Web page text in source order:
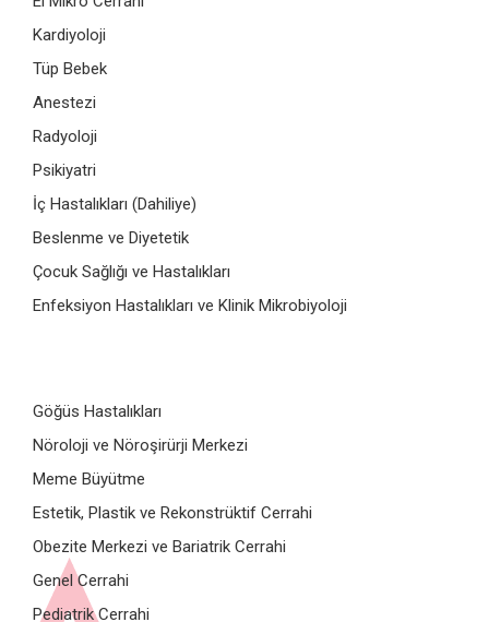
Kardiyoloji
Tüp Bebek
Anestezi
Radyoloji
Psikiyatri
İç Hastalıkları (Dahiliye)
Beslenme ve Diyetetik
Çocuk Sağlığı ve Hastalıkları
Enfeksiyon Hastalıkları ve Klinik Mikrobiyoloji
Göğüs Hastalıkları
Nöroloji ve Nöroşirürji Merkezi
Meme Büyütme
Estetik, Plastik ve Rekonstrüktif Cerrahi
Obezite Merkezi ve Bariatrik Cerrahi
Genel Cerrahi
Pediatrik Cerrahi